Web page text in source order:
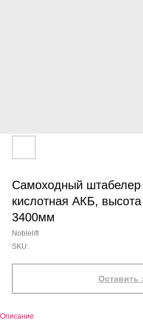
Самоходный штабелер
кислотная АКБ,
3400мм
Noblelift
SKU:
Оставить
Описание